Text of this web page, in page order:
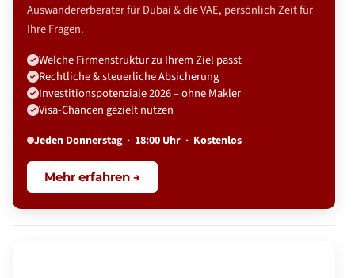
Auswandererberater für Dubai & die VAE, persönlich Zeit für
Ihre Fragen.
Welche Firmenstruktur zu Ihrem Ziel passt
Rechtliche & steuerliche Absicherung
Investitionspotenziale 2026 – ohne Makler
Visa-Chancen gezielt nutzen
Jeden Donnerstag · 18:00 Uhr · Kostenlos
Mehr erfahren →